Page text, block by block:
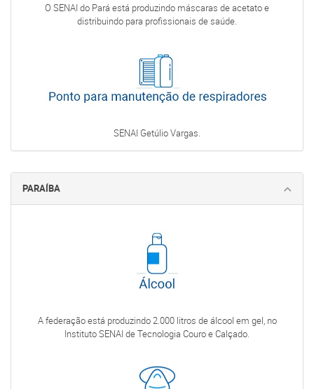
O SENAI do Pará está produzindo máscaras de acetato e
distribuindo para profissionais de saúde.
SENAI Getúlio Vargas.
PARAÍBA
A federação está produzindo 2.000 litros de álcool em gel, no
Instituto SENAI de Tecnologia Couro e Calçado.